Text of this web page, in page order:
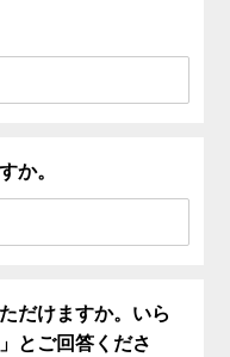
か。
だけますか。いら
とご回答くださ